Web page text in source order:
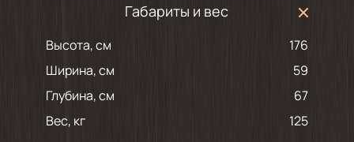
Габариты и вес
Высота, см
176
Ширина, см
59
Глубина, см
67
Вес, кг
125